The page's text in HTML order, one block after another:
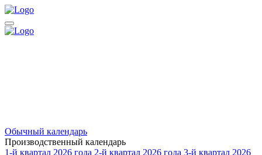
Обычный календарь
Производственный календарь
1-й квартал 2026 года 2-й квартал 2026 года 3-й квартал 2026